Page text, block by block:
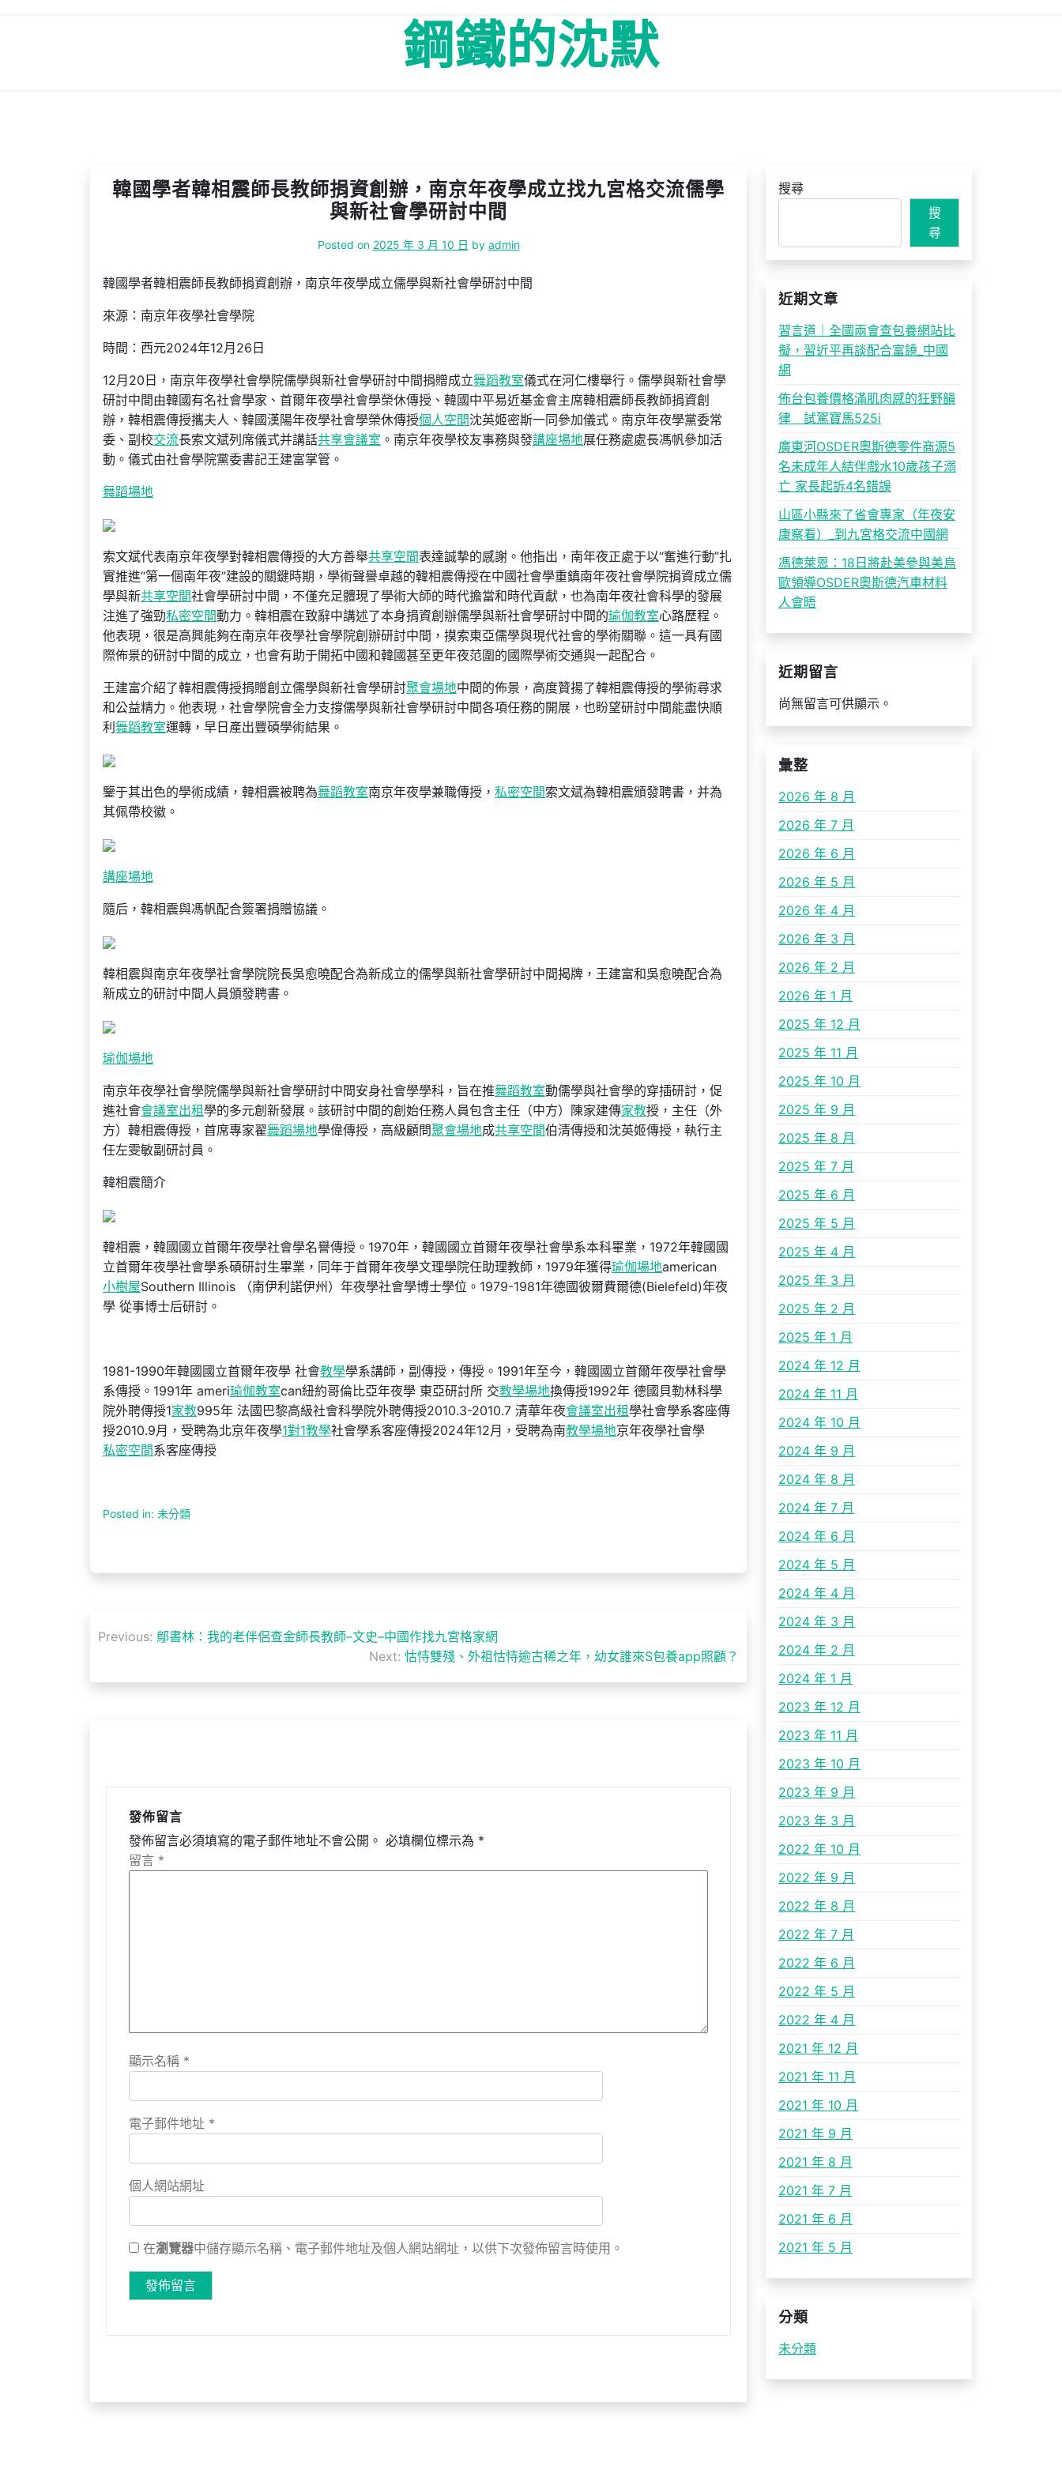
鋼鐵的沈默
韓國學者韓相震師長教師捐資創辦，南京年夜學成立找九宮格交流儒學
與新社會學研討中間
Posted on 2025 年 3 月 10 日 by admin
韓國學者韓相震師長教師捐資創辦，南京年夜學成立儒學與新社會學研討中間
來源：南京年夜學社會學院
時間：西元2024年12月26日
12月20日，南京年夜學社會學院儒學與新社會學研討中間捐贈成立舞蹈教室儀式在河仁樓舉行。儒學與新社會學
研討中間由韓國有名社會學家、首爾年夜學社會學榮休傳授、韓國中平易近基金會主席韓相震師長教師捐資創
辦，韓相震傳授攜夫人、韓國漢陽年夜學社會學榮休傳授個人空間沈英姬密斯一同參加儀式。南京年夜學黨委常
委、副校交流長索文斌列席儀式并講話共享會議室 。南京年夜學校友事務與發講座場地展任務處處長馮帆參加活
動。儀式由社會學院黨委書記王建富掌管。
舞蹈場地
索文斌代表南京年夜學對韓相震傳授的大方善舉共享空間表達誠摯的感謝。他指出，南年夜正處于以“奮進行動”扎
實推進“第一個南年夜”建設的關鍵時期，學術聲譽卓越的韓相震傳授在中國社會學重鎮南年夜社會學院捐資成立儒
學與新共享空間社會學研討中間，不僅充足體現了學術大師的時代擔當和時代貢獻，也為南年夜社會科學的發展
注進了強勁私密空間動力。韓相震在致辭中講述了本身捐資創辦儒學與新社會學研討中間的瑜伽教室心路歷程。
他表現，很是高興能夠在南京年夜學社會學院創辦研討中間，摸索東亞儒學與現代社會的學術關聯。這一具有國
際佈景的研討中間的成立，也會有助于開拓中國和韓國甚至更年夜范圍的國際學術交通與一起配合。
王建富介紹了韓相震傳授捐贈創立儒學與新社會學研討聚會場地中間的佈景，高度贊揚了韓相震傳授的學術尋求
和公益精力。他表現，社會學院會全力支撐儒學與新社會學研討中間各項任務的開展，也盼望研討中間能盡快順
利 舞蹈教室運轉，早日產出豐碩學術結果。
鑒于其出色的學術成績，韓相震被聘為舞蹈教室南京年夜學兼職傳授， 私密空間索文斌為韓相震頒發聘書，并為
其佩帶校徽。
講座場地
隨后，韓相震與馮帆配合簽署捐贈協議。
韓相震與南京年夜學社會學院院長吳愈曉配合為新成立的儒學與新社會學研討中間揭牌，王建富和吳愈曉配合為
新成立的研討中間人員頒發聘書。
瑜伽場地
南京年夜學社會學院儒學與新社會學研討中間安身社會學學科，旨在推舞蹈教室動儒學與社會學的穿插研討，促
進社會會議室出租學的多元創新發展。該研討中間的創始任務人員包含主任（中方）陳家建傳家教授，主任（外
方）韓相震傳授，首席專家翟舞蹈場地學偉傳授，高級顧問聚會場地成共享空間伯清傳授和沈英姬傳授，執行主
任左雯敏副研討員。
韓相震簡介
韓相震，韓國國立首爾年夜學社會學名譽傳授。1970年，韓國國立首爾年夜學社會學系本科畢業，1972年韓國國
立首爾年夜學社會學系碩研討生畢業，同年于首爾年夜學文理學院任助理教師，1979年獲得瑜伽場地american
小樹屋Southern Illinois （南伊利諾伊州）年夜學社會學博士學位。1979-1981年德國彼爾費爾德(Bielefeld)年夜
學 從事博士后研討。
1981-1990年韓國國立首爾年夜學 社會教學學系講師，副傳授，傳授。1991年至今，韓國國立首爾年夜學社會學
系傳授。1991年 ameri瑜伽教室can紐約哥倫比亞年夜學 東亞研討所 交教學場地換傳授1992年 德國貝勒林科學
院外聘傳授1家教995年 法國巴黎高級社會科學院外聘傳授2010.3-2010.7 清華年夜會議室出租學社會學系客座傳
授2010.9月，受聘為北京年夜學1對1教學社會學系客座傳授2024年12月，受聘為南教學場地京年夜學社會學
私密空間系客座傳授
Posted in: 未分類
文
導
Previous: 鄔書林：我的老伴侶查金師長教師–文史–中國作找九宮格家網
Next: 怙恃雙殘、外祖怙恃逾古稀之年，幼女誰來S包養app照顧？
發佈留言
發佈留言必須填寫的電子郵件地址不會公開。 必填欄位標示為 *
留言 *
顯示名稱 *
電子郵件地址 *
個人網站網址
在瀏覽器中儲存顯示名稱、電子郵件地址及個人網站網址，以供下次發佈留言時使用。
搜尋
搜
尋
近期文章
習言道｜全國兩會查包養網站比
擬，習近平再談配合富饒_中國
網
佈台包養價格滿肌肉感的狂野韻
律 試駕寶馬525i
廣東河OSDER奧斯德零件商源5
名未成年人結伴戲水10歲孩子溺
亡 家長起訴4名錯誤
山區小縣來了省會專家（年夜安
康察看）_到九宮格交流中國網
馮德萊恩：18日將赴美參與美烏
歐領導OSDER奧斯德汽車材料
人會晤
近期留言
尚無留言可供顯示。
彙整
2026 年 8 月
2026 年 7 月
2026 年 6 月
2026 年 5 月
2026 年 4 月
2026 年 3 月
2026 年 2 月
2026 年 1 月
2025 年 12 月
2025 年 11 月
2025 年 10 月
2025 年 9 月
2025 年 8 月
2025 年 7 月
2025 年 6 月
2025 年 5 月
2025 年 4 月
2025 年 3 月
2025 年 2 月
2025 年 1 月
2024 年 12 月
2024 年 11 月
2024 年 10 月
2024 年 9 月
2024 年 8 月
2024 年 7 月
2024 年 6 月
2024 年 5 月
2024 年 4 月
2024 年 3 月
2024 年 2 月
2024 年 1 月
2023 年 12 月
2023 年 11 月
2023 年 10 月
2023 年 9 月
2023 年 3 月
2022 年 10 月
2022 年 9 月
2022 年 8 月
2022 年 7 月
2022 年 6 月
2022 年 5 月
2022 年 4 月
2021 年 12 月
2021 年 11 月
2021 年 10 月
2021 年 9 月
2021 年 8 月
2021 年 7 月
2021 年 6 月
2021 年 5 月
分類
未分類